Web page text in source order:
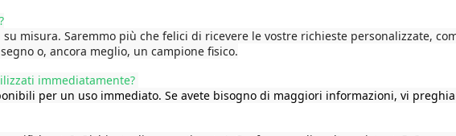
misura. Saremmo più che felici di ricevere le vostre richieste personalizzate,
o, ancora meglio, un campione fisico.
immediatamente?
per un uso immediato. Se avete bisogno di maggiori informazioni, vi